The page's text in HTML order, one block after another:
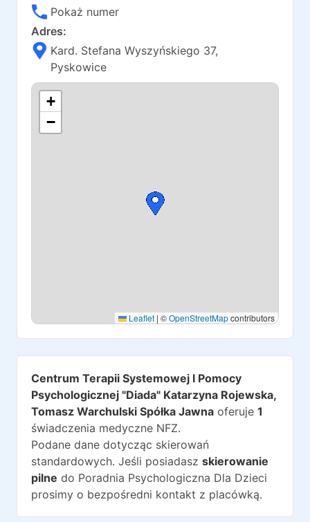
Pokaż numer
Adres:
Kard. Stefana Wyszyńskiego 37,
Pyskowice
+
−
Leaflet | ©OpenStreetMapcontributors
Centrum Terapii Systemowej I Pomocy
Psychologicznej "Diada" Katarzyna Rojewska,
Tomasz Warchulski Spółka Jawna oferuje 1
świadczenia medyczne NFZ.
Podane dane dotycząc skierowań
standardowych. Jeśli posiadasz skierowanie
pilne do Poradnia Psychologiczna Dla Dzieci
prosimy o bezpośredni kontakt z placówką.